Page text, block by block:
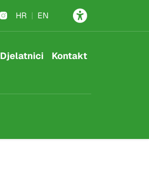
HR EN
Djelatnici Kontakt